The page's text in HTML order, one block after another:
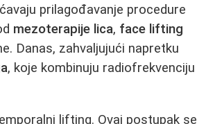
prilagođavanje procedure
mezoterapije lica, face lifting
Danas, zahvaljujući napretku
, koje kombinuju radiofrekvenciju
lifting. Ovaj postupak se